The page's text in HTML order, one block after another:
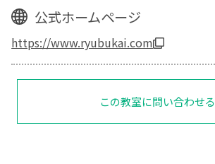
公式ホームページ
https://www.ryubukai.com
この教室に問い合わせる